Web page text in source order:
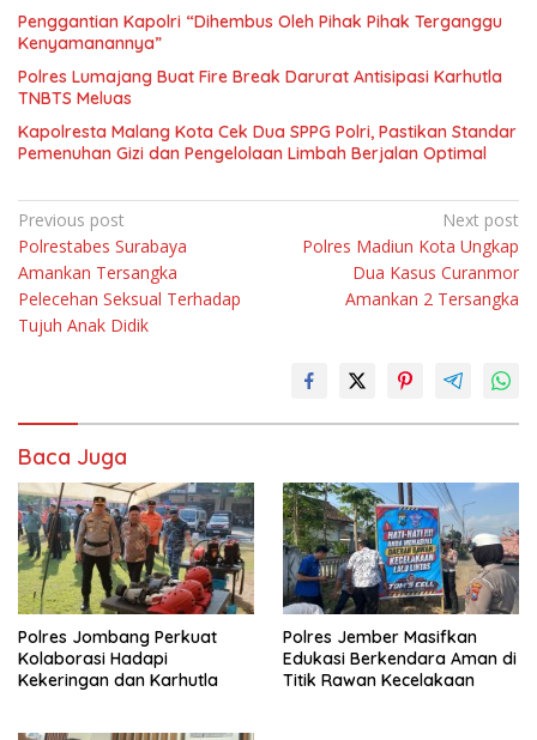
Penggantian Kapolri “Dihembus Oleh Pihak Pihak Terganggu
Kenyamanannya”
Polres Lumajang Buat Fire Break Darurat Antisipasi Karhutla
TNBTS Meluas
Kapolresta Malang Kota Cek Dua SPPG Polri, Pastikan Standar
Pemenuhan Gizi dan Pengelolaan Limbah Berjalan Optimal
Navigasi
pos
Previous post
Polrestabes Surabaya
Amankan Tersangka
Pelecehan Seksual Terhadap
Tujuh Anak Didik
Next post
Polres Madiun Kota Ungkap
Dua Kasus Curanmor
Amankan 2 Tersangka
Baca Juga
Polres Jombang Perkuat
Kolaborasi Hadapi
Kekeringan dan Karhutla
Polres Jember Masifkan
Edukasi Berkendara Aman di
Titik Rawan Kecelakaan